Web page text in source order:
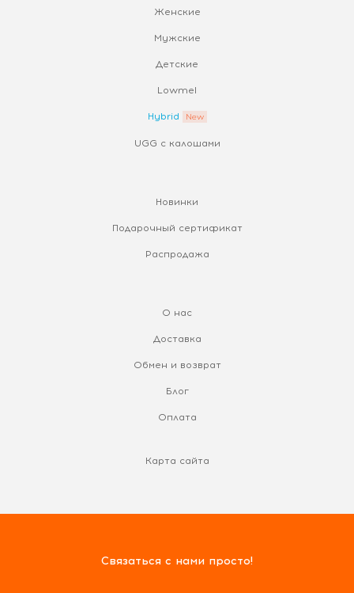
Женские
Мужские
Детские
Lowmel
Hybrid
UGG с калошами
Новинки
Подарочный сертификат
Распродажа
О нас
Доставка
Обмен и возврат
Блог
Оплата
Карта сайта
Связаться с нами просто!